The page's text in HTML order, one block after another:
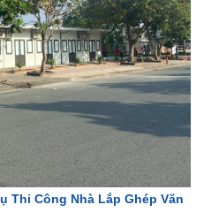
Thi Công Nhà Lắp Ghép Văn